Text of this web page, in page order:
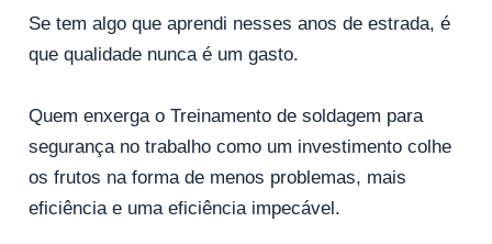
Se tem algo que aprendi nesses anos de estrada, é
que qualidade nunca é um gasto.
Quem enxerga o Treinamento de soldagem para
segurança no trabalho como um investimento colhe
os frutos na forma de menos problemas, mais
eficiência e uma eficiência impecável.